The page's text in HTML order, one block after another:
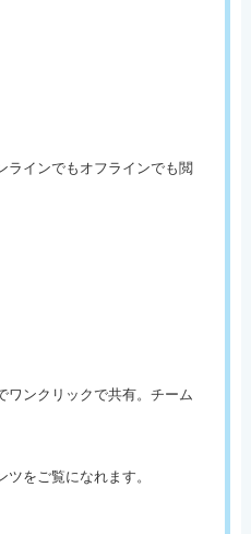
ラインでもオフラインでも閲
ワンクリックで共有。チーム
をご覧になれます。